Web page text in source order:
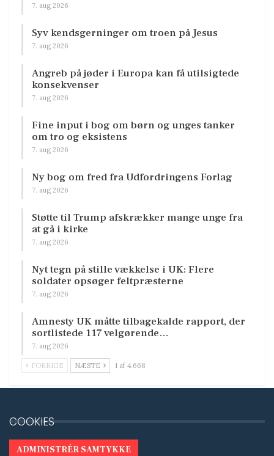
7. aug 2026
Syv kendsgerninger om troen på Jesus
7. aug 2026
Angreb på jøder i Europa kan få utilsigtede
konsekvenser
7. aug 2026
Fine input i bog om børn og unges tanker
om tro og eksistens
7. aug 2026
Ny bog om fred fra Udfordringens Forlag
7. aug 2026
Støtte til Trump afskrækker mange unge fra
at gå i kirke
7. aug 2026
Nyt tegn på stille vækkelse i UK: Flere
soldater opsøger feltpræsterne
7. aug 2026
Amnesty UK måtte tilbagekalde rapport, der
sortlistede 117 velgørende…
7. aug 2026
FORRIGE NÆSTE 1 af 4.668
COOKIES
ADMINISTRÉR SAMTYKKE